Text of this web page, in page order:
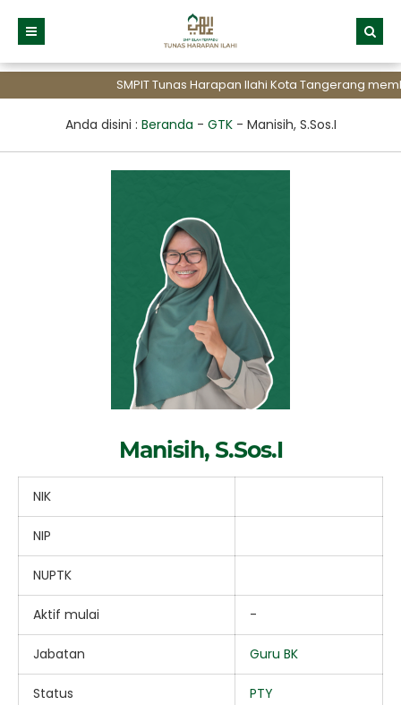
SMPIT Tunas Harapan Ilahi Kota Tangerang
Anda disini : Beranda - GTK- Manisih, S.Sos.I
Manisih, S.Sos.I
NIK
NIP
NUPTK
Aktif mulai -
Jabatan Guru BK
Status PTY